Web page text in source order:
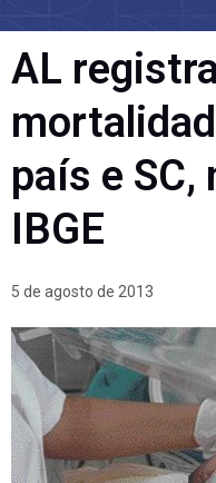
AL
país e SC,
IBGE
5 de agosto de 2013